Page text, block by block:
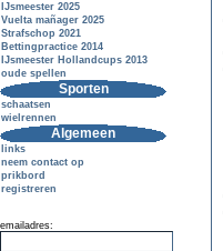
IJsmeester 2025
Vuelta mañager 2025
Strafschop 2021
Bettingpractice 2014
IJsmeester Hollandcups 2013
oude spellen
Sporten
schaatsen
wielrennen
Algemeen
links
neem contact op
prikbord
registreren
emailadres: